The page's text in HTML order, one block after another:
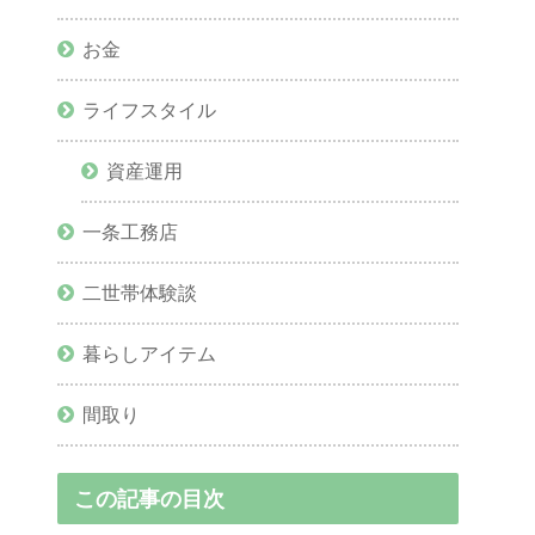
お金
ライフスタイル
資産運用
一条工務店
二世帯体験談
暮らしアイテム
間取り
この記事の目次